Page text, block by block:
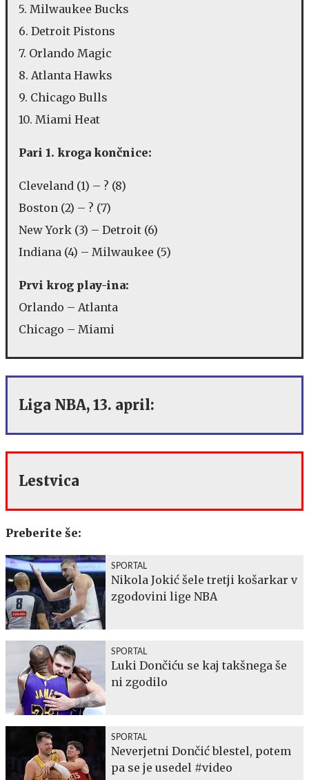
5. Milwaukee Bucks
6. Detroit Pistons
7. Orlando Magic
8. Atlanta Hawks
9. Chicago Bulls
10. Miami Heat
Pari 1. kroga končnice:
Cleveland (1) – ? (8)
Boston (2) – ? (7)
New York (3) – Detroit (6)
Indiana (4) – Milwaukee (5)
Prvi krog play-ina:
Orlando – Atlanta
Chicago – Miami
Liga NBA, 13. april:
Lestvica
Preberite še:
SPORTAL
Nikola Jokić šele tretji košarkar v
zgodovini lige NBA
SPORTAL
Luki Dončiću se kaj takšnega še
ni zgodilo
SPORTAL
Neverjetni Dončić blestel, potem
pa se je usedel #video